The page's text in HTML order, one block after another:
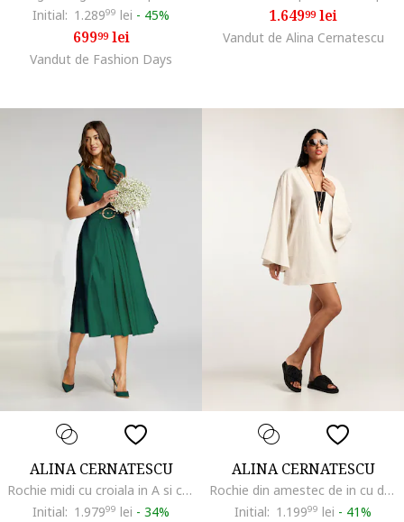
Initial: 1.28999 lei - 45%
69999lei
Vandut de Fashion Days
1.64999lei
Vandut de Alina Cernatescu
ALINA CERNATESCU
Rochie midi cu croiala in A si curea Vienna, Verde
Initial: 1.97999 lei - 34%
ALINA CERNATESCU
Rochie din amestec de in cu decolteu in V, Bej deschis
Initial: 1.19999 lei - 41%